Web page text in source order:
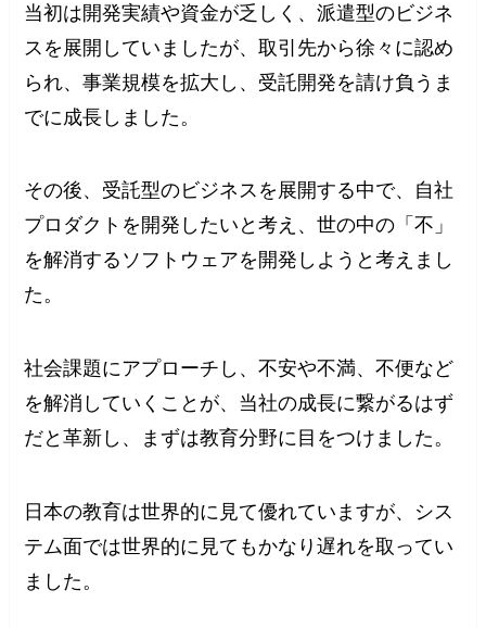
当初は開発実績や資金が乏しく、派遣型のビジネ
スを展開していましたが、取引先から徐々に認め
られ、事業規模を拡大し、受託開発を請け負うま
でに成長しました。
その後、受託型のビジネスを展開する中で、自社
プロダクトを開発したいと考え、世の中の「不」
を解消するソフトウェアを開発しようと考えまし
た。
社会課題にアプローチし、不安や不満、不便など
を解消していくことが、当社の成長に繋がるはず
だと革新し、まずは教育分野に目をつけました。
日本の教育は世界的に見て優れていますが、シス
テム面では世界的に見てもかなり遅れを取ってい
ました。